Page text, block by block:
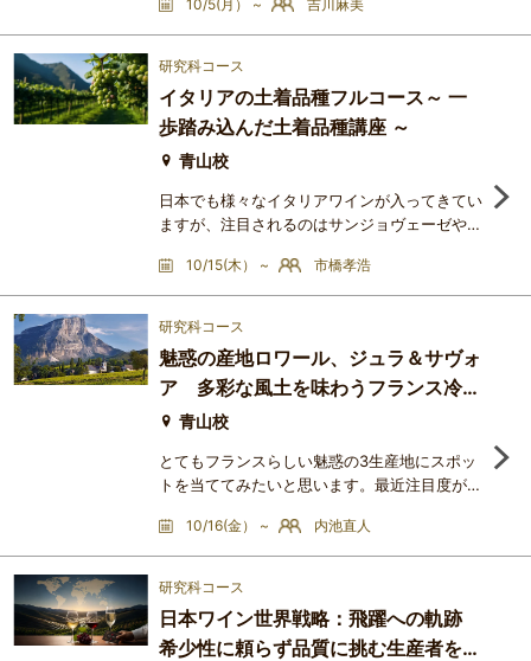
吉川麻美が（上級資格に合格しました！）、イ
タリアの最新の情報を織り交ぜながら、皆さん
にイタリアワインの魅力をお伝えしていく講座
るにあたって、品種の特徴に注目したり、
DOC・DOCGに注目したり・・・といろんな勉
強方法があります。今までは品種
10/5(月） ~ 吉川麻美
研究科コース
イタリアの土着品種フルコース～ 一
歩踏み込んだ土着品種講座 ～
青山校
日本でも様々なイタリアワインが入ってきてい
ますが、注目されるのはサンジョヴェーゼやネ
造られたワインのみです。なかなかイタリアワ
インの多様性が認知されず、5割程度しかイタ
リアワインの魅力が伝わっていないと思ってい
エティの豊かさ"を知って頂きたく、サンジョ
ヴェーゼやネッビオーロその他の頻出品種以外
のブドウ品種を主体とする
10/15(木） ~ 市橋孝浩
研究科コース
魅惑の産地ロワール、ジュラ＆サヴォ
ア 多彩な風土を味わうフランス冷涼
地区の歴史文化と土壌を探る
青山校
とてもフランスらしい魅惑の3生産地にスポッ
トを当ててみたいと思います。最近注目度が高
着眼したらよいかに語られる機会が少ないロワ
ール、ジュラ、サヴォワについて、豊かな歴史
文化にもふれつつ、繊細で多彩なこの地のワイ
す。・・・とはいえ、あまり堅苦しくなく、気
軽に進めていきます。＜講座をお勧めする人＞
10/16(金） ~ 内池直人
研究科コース
日本ワイン世界戦略：飛躍への軌跡
希少性に頼らず品質に挑む生産者を検